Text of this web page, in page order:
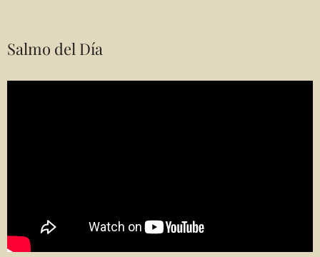
Salmo del Día